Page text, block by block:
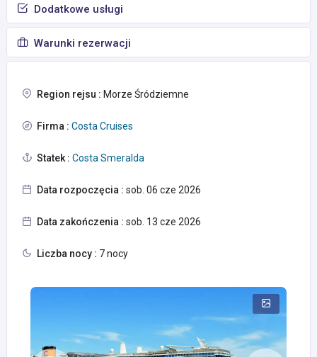
Dodatkowe usługi
Warunki rezerwacji
Region rejsu : Morze Śródziemne
Firma : Costa Cruises
Statek : Costa Smeralda
Data rozpoczęcia : sob. 06 cze 2026
Data zakończenia : sob. 13 cze 2026
Liczba nocy : 7 nocy